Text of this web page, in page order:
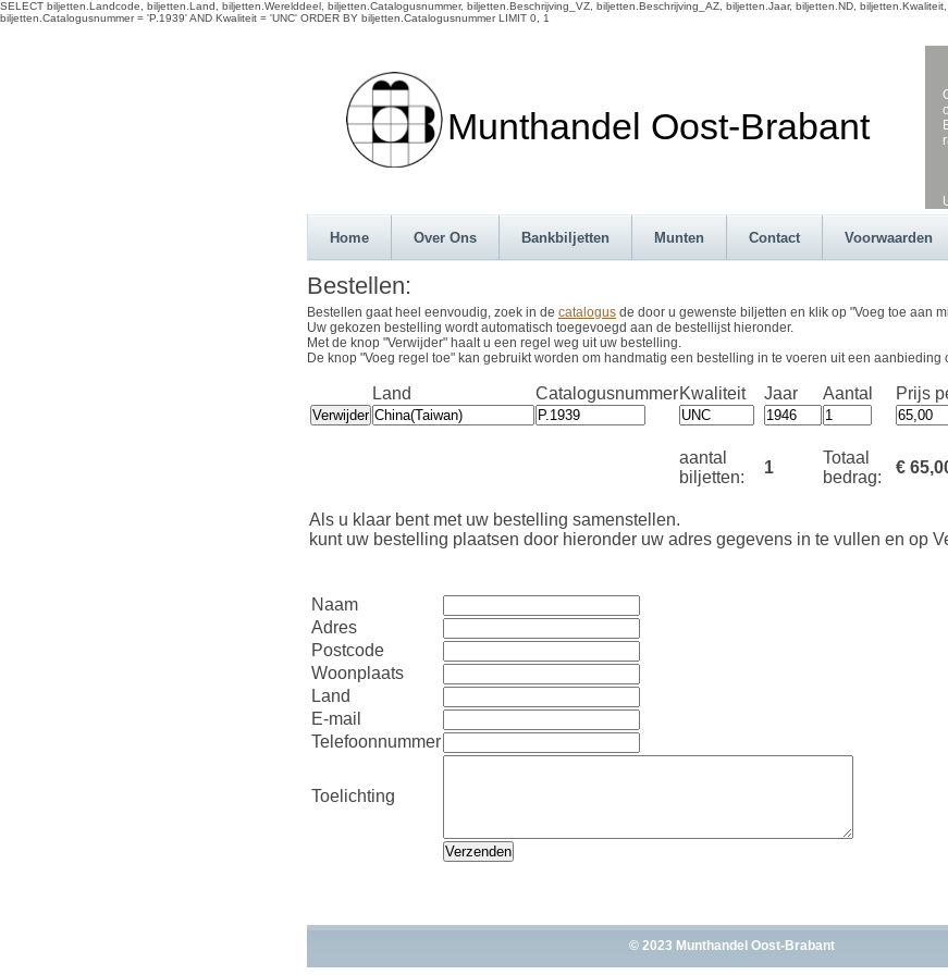
SELECT biljetten.Landcode, biljetten.Land, biljetten.Werelddeel, biljetten.Catalogusnummer, biljetten.Beschrijving_VZ, biljetten.Beschrijving_AZ, biljetten.Jaar, biljetten.ND,
biljetten.Catalogusnummer = 'P.1939' AND Kwaliteit = 'UNC' ORDER BY biljetten.Catalogusnummer LIMIT 0, 1
Munthandel Oost-Brabant
Home Over Ons Bankbiljetten Munten Contact Voorwaarden
Bestellen:
Bestellen gaat heel eenvoudig, zoek in de catalogus de door u gewenste biljetten en klik op "Voeg toe aan
Uw gekozen bestelling wordt automatisch toegevoegd aan de bestellijst hieronder.
Met de knop "Verwijder" haalt u een regel weg uit uw bestelling.
De knop "Voeg regel toe" kan gebruikt worden om handmatig een bestelling in te voeren uit een aanbieding
Land CatalogusnummerKwaliteit Jaar Aantal Prijs
aantal
biljetten:
1
Totaal
bedrag:
€
Als u klaar bent met uw bestelling samenstellen.
kunt uw bestelling plaatsen door hieronder uw adres gegevens in te vullen en op
Naam
Adres
Postcode
Woonplaats
Land
E-mail
Telefoonnummer
Toelichting
© 2023 Munthandel Oost-Brabant